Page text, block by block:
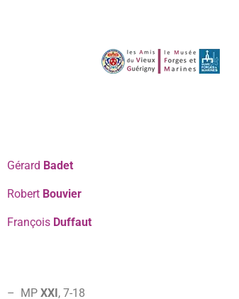
Gérard Badet
Robert Bouvier
François Duffaut
– MP XXI, 7-18